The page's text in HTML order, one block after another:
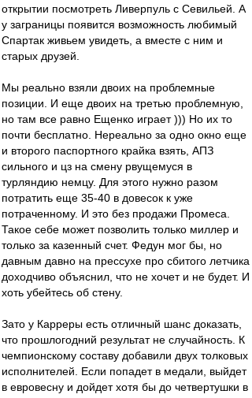
открытии посмотреть Ливерпуль с Севильей. А
у заграницы появится возможность любимый
Спартак живьем увидеть, а вместе с ним и
старых друзей.
Мы реально взяли двоих на проблемные
позиции. И еще двоих на третью проблемную,
но там все равно Ещенко играет ))) Но их то
почти бесплатно. Нереально за одно окно еще
и второго паспортного крайка взять, АПЗ
сильного и цз на смену рвущемуся в
турляндию немцу. Для этого нужно разом
потратить еще 35-40 в довесок к уже
потраченному. И это без продажи Промеса.
Такое себе может позволить только миллер и
только за казенный счет. Федун мог бы, но
давным давно на прессухе про сбитого летчика
доходчиво объяснил, что не хочет и не будет. И
хоть убейтесь об стену.
Зато у Карреры есть отличный шанс доказать,
что прошлогодний результат не случайность. К
чемпионскому составу добавили двух толковых
исполнителей. Если попадет в медали, выйдет
в евровесну и дойдет хотя бы до четвертушки в